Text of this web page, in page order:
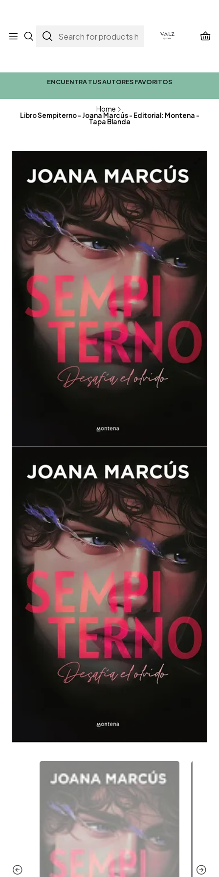
ENCUENTRA TUS AUTORES FAVORITOS
Home
Libro Sempiterno - Joana Marcús - Editorial: Montena -
Tapa Blanda